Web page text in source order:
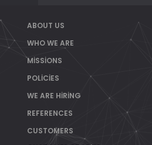
ABOUT US
WHO WE ARE
MISSIONS
POLICIES
WE ARE HIRING
REFERENCES
CUSTOMERS